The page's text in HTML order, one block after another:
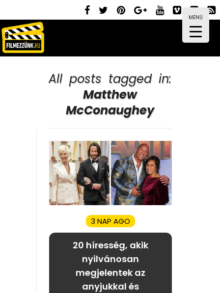
MENÜ
All posts tagged in:
Matthew
McConaughey
3 NAP AGO
20 híresség, akik
nyilvánosan
megjelentek az
anyjukkal és